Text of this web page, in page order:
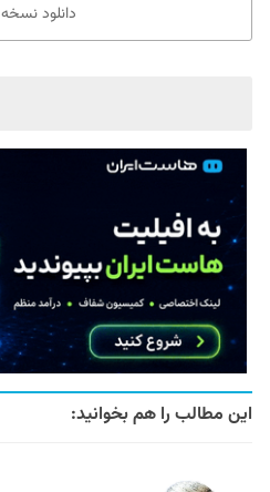
دانلود نسخه PDF
این مطالب را هم بخوانید: